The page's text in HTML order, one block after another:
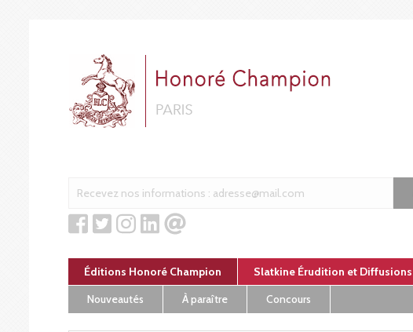
Éditions Honoré Champion Slatkine Érudition et Diffusions
Nouveautés
À paraître Concours